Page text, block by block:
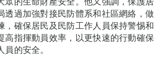
過加強對接民防體系和社區網絡，做
確保居民及民防工作人員保持警惕和
指揮動員效率，以更快速的行動確保
的安全。